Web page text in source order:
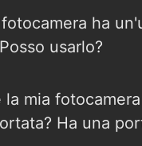
ha
usarlo?
la mia
Ha una